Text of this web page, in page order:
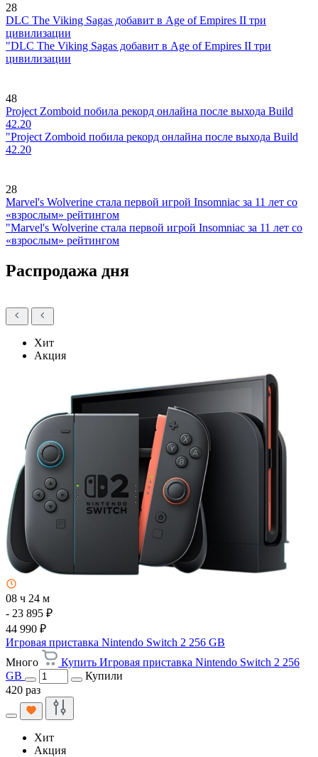
28
DLC The Viking Sagas добавит в Age of Empires II три
цивилизации
"DLC The Viking Sagas добавит в Age of Empires II три
цивилизации
48
Project Zomboid побила рекорд онлайна после выхода Build
42.20
"Project Zomboid побила рекорд онлайна после выхода Build
42.20
28
Marvel's Wolverine стала первой игрой Insomniac за 11 лет со
«взрослым» рейтингом
"Marvel's Wolverine стала первой игрой Insomniac за 11 лет со
«взрослым» рейтингом
Распродажа дня
Хит
Акция
08 ч 24 м
- 23 895 ₽
44 990 ₽
Игровая приставка Nintendo Switch 2 256 GB
Много
Купить Игровая приставка Nintendo Switch 2 256
GB
Купили
420 раз
Хит
Акция